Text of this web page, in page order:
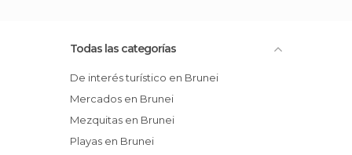
Todas las categorías
De interés turístico en Brunei
Mercados en Brunei
Mezquitas en Brunei
Playas en Brunei